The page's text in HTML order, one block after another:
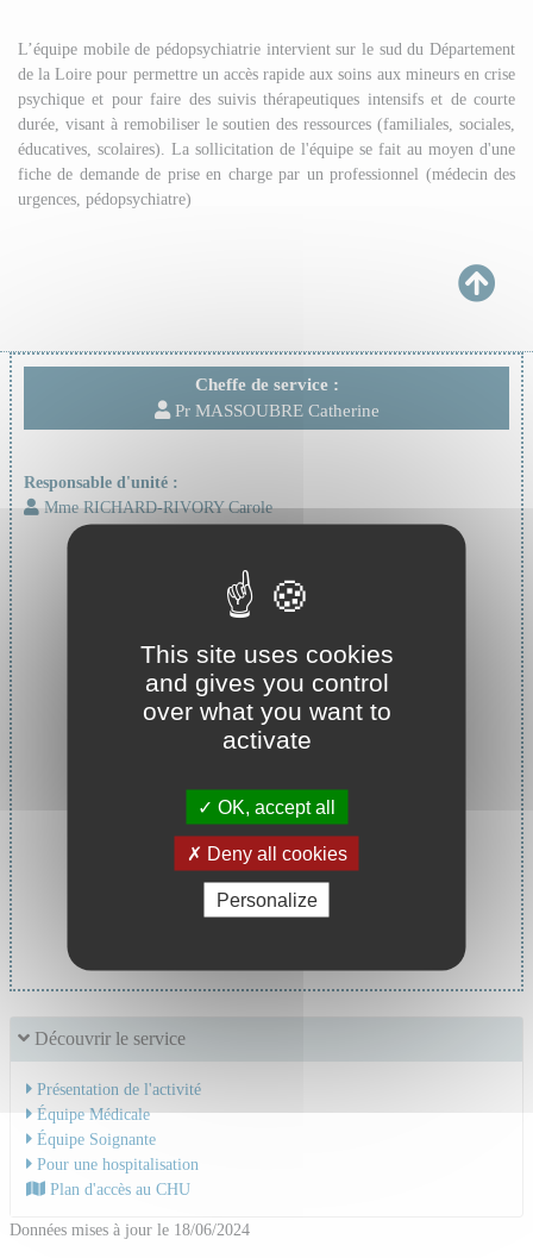
Cheffe de service :
Pr MASSOUBRE Catherine
Responsable d'unité :
Mme RICHARD-RIVORY Carole
Cheffe de service :
Découvrir le service
Présentation de l'activité
Équipe Médicale
Équipe Soignante
Pour une hospitalisation
Plan d'accès au CHU
Données mises à jour le 18/06/2024
L’équipe mobile de pédopsychiatrie intervient sur le sud du Département
de la Loire pour permettre un accès rapide aux soins aux mineurs en crise
psychique et pour faire des suivis thérapeutiques intensifs et de courte
durée, visant à remobiliser le soutien des ressources (familiales, sociales,
éducatives, scolaires). La sollicitation de l'équipe se fait au moyen d'une
fiche de demande de prise en charge par un professionnel (médecin des
urgences, pédopsychiatre)
This site uses cookies
and gives you control
over what you want to
activate
OK, accept all
Deny all cookies
Personalize